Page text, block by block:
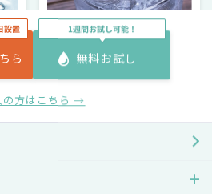
・
ウォーターサーバー百科事典
医師監修｜炭酸水の効果
や賢い飲み方を徹底解
#効果 #方法・対処法
ら 無料お試し
の方はこちら →